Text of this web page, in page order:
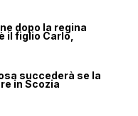
dopo la regina
il figlio Carlo,
succederà se la
in Scozia